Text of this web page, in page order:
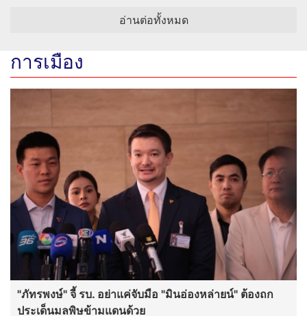
"ภัทรพงษ์" จี้ รบ. อย่าแค่จับมือ "มินอ่องหล่ายน์" ต้องถก
ประเด็นมลพิษข้ามแดนด้วย
‘สหัสวัต’ สส.พรรคประชาชน และ ‘กุลธิดา’
ผอ.คณะก้าวหน้า พบ รมว.แรงงาน ติดตามคดี
แรงงานเก็บเบอร์รีฟินแลนด์
“สุริยะ” นำ“วัชระพล” ลงพื้นที่เลย สั่งเดินหน้า
พัฒนาลุ่มน้ำเลย รับมือน้ำท่วม - น้ำแล้ง พร้อมขับ
เคลื่อนโครงการพัฒนาแหล่งน้ำตามแนวพระราชดำริ